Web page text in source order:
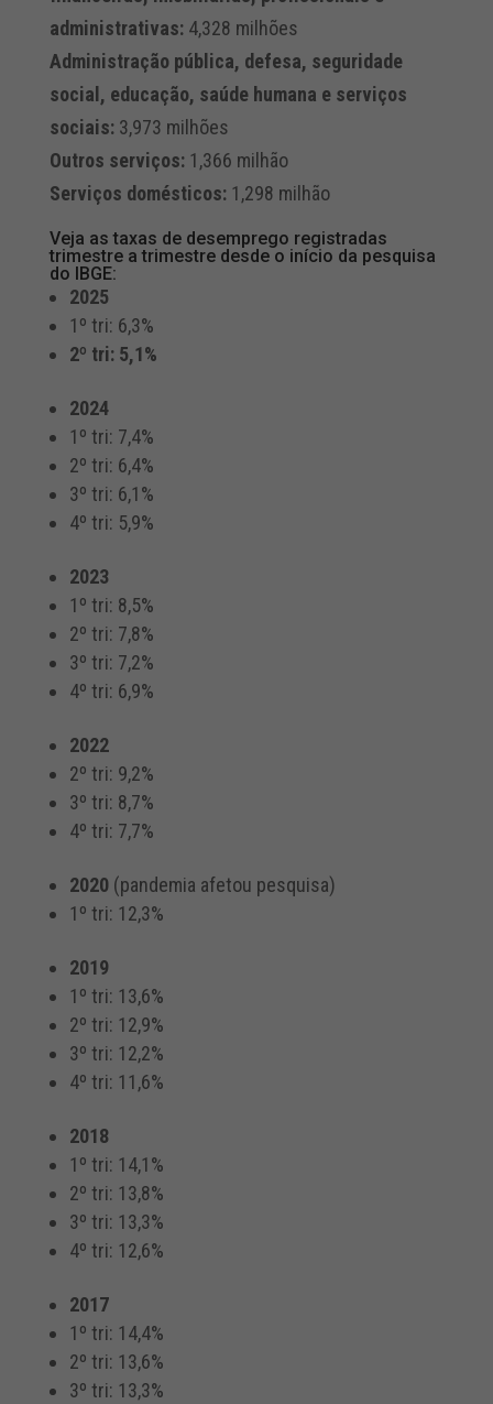
administrativas:4,328 milhões
Administração pública, defesa, seguridade
social, educação, saúde humana e serviços
sociais: 3,973 milhões
Outros serviços: 1,366 milhão
Serviços domésticos: 1,298 milhão
Veja as taxas de desemprego registradas
trimestre a trimestre desde o início da pesquisa
do IBGE:
2025
1º tri: 6,3%
2º tri: 5,1%
2024
1º tri: 7,4%
2º tri: 6,4%
3º tri: 6,1%
4º tri: 5,9%
2023
1º tri: 8,5%
2º tri: 7,8%
3º tri: 7,2%
4º tri: 6,9%
2022
2º tri: 9,2%
3º tri: 8,7%
4º tri: 7,7%
2020(pandemia afetou pesquisa)
1º tri: 12,3%
2019
1º tri: 13,6%
2º tri: 12,9%
3º tri: 12,2%
4º tri: 11,6%
2018
1º tri: 14,1%
2º tri: 13,8%
3º tri: 13,3%
4º tri: 12,6%
2017
1º tri: 14,4%
2º tri: 13,6%
3º tri: 13,3%